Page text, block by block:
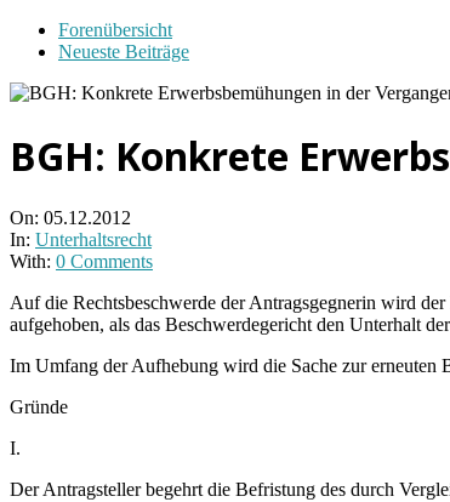
Forenübersicht
Neueste Beiträge
BGH: Konkrete
On: 05.12.2012
In: Unterhaltsrecht
With: 0 Comments
Auf die Rechtsbeschwerde der Antragsgegnerin wird
aufgehoben, als das Beschwerdegericht den Unterhalt
Im Umfang der Aufhebung wird die Sache zur erneuten
Gründe
I.
Der Antragsteller begehrt die Befristung des durch